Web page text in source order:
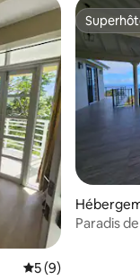
appréciés
Évaluation
5 (9)
Paradis